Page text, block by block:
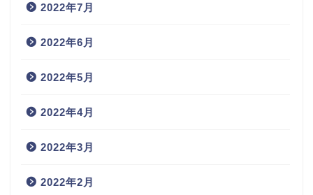
2022年7月
2022年6月
2022年5月
2022年4月
2022年3月
2022年2月